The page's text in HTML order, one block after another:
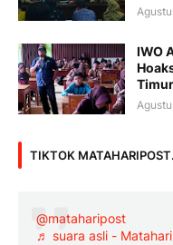
IWO
Timur
TIKTOK
@mataharipost
♬ suara asli -